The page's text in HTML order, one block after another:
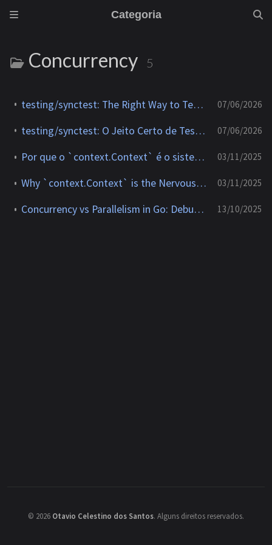
Categoria
Concurrency 5
testing/synctest: The Right Way to Test Concurrent Go Code 07/06/2026
testing/synctest: O Jeito Certo de Testar Código Concorrente em Go 07/06/2026
Por que o `context.Context` é o sistema nervoso do Go moderno 03/11/2025
Why `context.Context` is the Nervous System of Modern Go 03/11/2025
Concurrency vs Parallelism in Go: Debunking Performance Myths 13/10/2025
© 2026 Otavio Celestino dos Santos. Alguns direitos reservados.